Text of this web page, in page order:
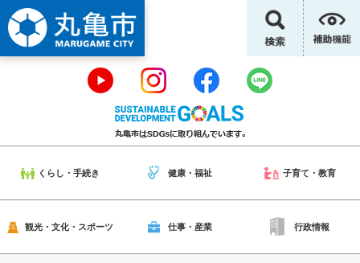
ー
ジ
の
。
ニ
ュ
ー
て
くらし・手続き 健康・福祉 子育て・教育
観光・文化・スポーツ 仕事・産業 行政情報